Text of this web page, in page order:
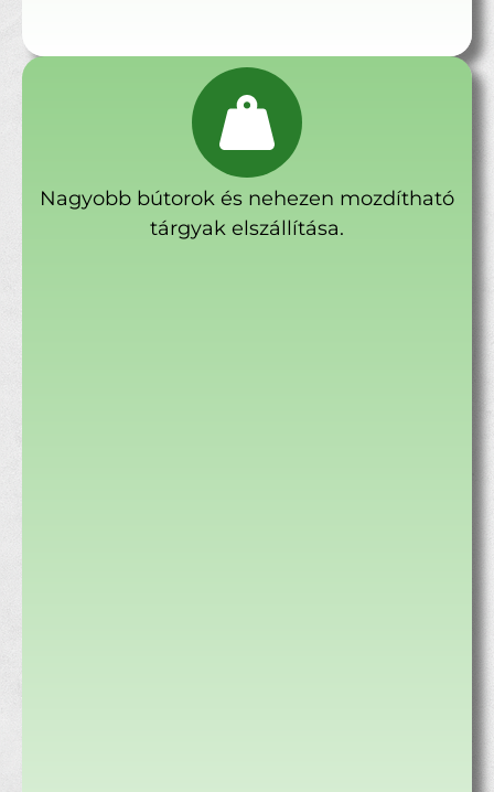
Nagyobb bútorok és nehezen mozdítható
tárgyak elszállítása.